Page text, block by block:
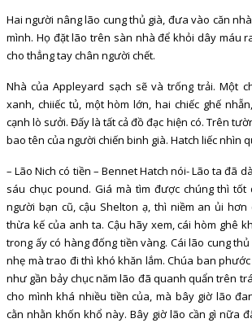
Hai người nâng lão cung thủ già, đưa vào căn
mình. Họ đặt lão trên sàn nhà để khỏi dây máu
cho thẳng tay chân người chết.
Nhà của Appleyard sạch sẽ và trống trải. Một
xanh, chiiếc tủ, một hòm lớn, hai chiếc ghế
cạnh lò sưởi. Đấy là tất cả đồ đạc hiện có. Trên
bao tên của người chiến binh già. Hatch liếc nhìn
– Lão Nich có tiền – Bennet Hatch nói- Lão ta đã
sáu chục pound. Giá mà tìm được chúng thì tốt
người bạn cũ, cậu Shelton ạ, thì niềm an ủi
thừa kế của anh ta. Cậu hãy xem, cái hòm ghê
trong ấy có hàng đống tiền vàng. Cái lão cung
nhẹ mà trao đi thì khó khăn lắm. Chúa ban
như gần bảy chục năm lão đã quanh quẩn trên
cho mình khá nhiều tiền của, mà bây giờ lão
cằn nhằn khốn khổ này. Bây giờ lão cần gì nữa